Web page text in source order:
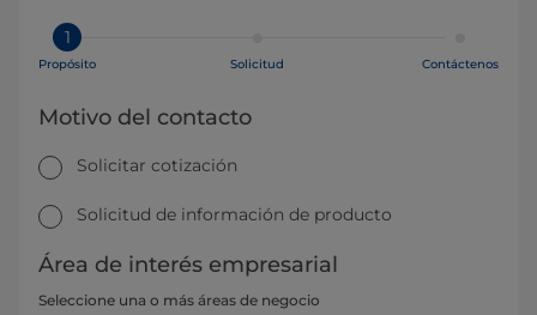
1
Propósito Solicitud Contáctenos
Motivo del contacto
Solicitar cotización
Solicitud de información de producto
Área de interés empresarial
Seleccione una o más áreas de negocio